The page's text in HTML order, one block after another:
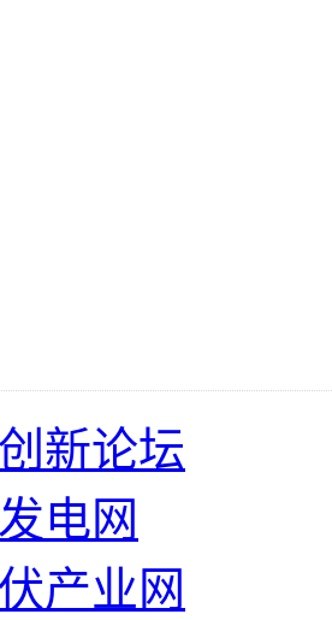
新论坛
电网
产业网